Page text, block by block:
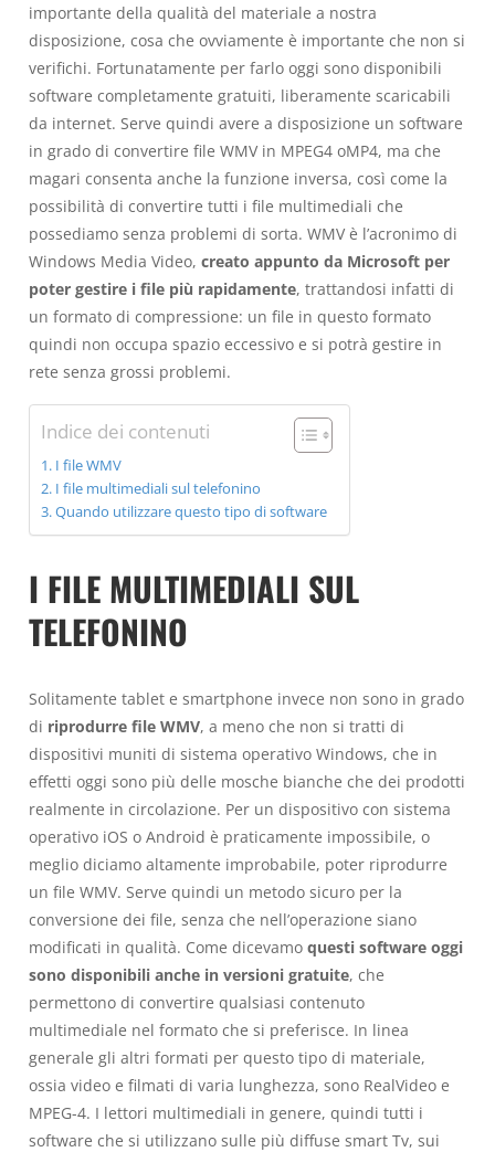
importante della qualità del materiale a nostra
disposizione, cosa che ovviamente è importante che non si
verifichi. Fortunatamente per farlo oggi sono disponibili
software completamente gratuiti, liberamente scaricabili
da internet. Serve quindi avere a disposizione un software
in grado di convertire file WMV in MPEG4 oMP4, ma che
magari consenta anche la funzione inversa, così come la
possibilità di convertire tutti i file multimediali che
possediamo senza problemi di sorta. WMV è l’acronimo di
Windows Media Video, creato appunto da Microsoft per
poter gestire i file più rapidamente, trattandosi infatti di
un formato di compressione: un file in questo formato
quindi non occupa spazio eccessivo e si potrà gestire in
rete senza grossi problemi.
Indice dei contenuti
I file WMV
I file multimediali sul telefonino
Quando utilizzare questo tipo di software
I FILE MULTIMEDIALI SUL
TELEFONINO
Solitamente tablet e smartphone invece non sono in grado
di riprodurre file WMV, a meno che non si tratti di
dispositivi muniti di sistema operativo Windows, che in
effetti oggi sono più delle mosche bianche che dei prodotti
realmente in circolazione. Per un dispositivo con sistema
operativo iOS o Android è praticamente impossibile, o
meglio diciamo altamente improbabile, poter riprodurre
un file WMV. Serve quindi un metodo sicuro per la
conversione dei file, senza che nell’operazione siano
modificati in qualità. Come dicevamo questi software oggi
sono disponibili anche in versioni gratuite, che
permettono di convertire qualsiasi contenuto
multimediale nel formato che si preferisce. In linea
generale gli altri formati per questo tipo di materiale,
ossia video e filmati di varia lunghezza, sono RealVideo e
MPEG-4. I lettori multimediali in genere, quindi tutti i
software che si utilizzano sulle più diffuse smart Tv, sui